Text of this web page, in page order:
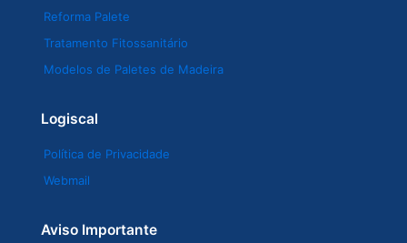
Reforma Palete
Tratamento Fitossanitário
Modelos de Paletes de Madeira
Logiscal
Política de Privacidade
Webmail
Aviso Importante